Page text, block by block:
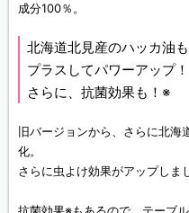
成分100％。
北海道北見産のハッカ油も
プラスしてパワーアップ！
さらに、抗菌効果も！※
旧バージョンから、さらに北海
化。
さらに虫よけ効果がアップしま